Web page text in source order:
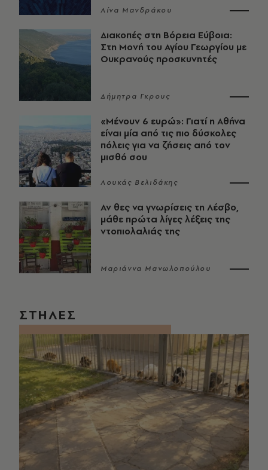
Λίνα Μανδράκου
Διακοπές στη Βόρεια Εύβοια:
Στη Μονή του Αγίου Γεωργίου με
Ουκρανούς προσκυνητές
Δήμητρα Γκρους
«Μένουν 6 ευρώ»: Γιατί η Αθήνα
είναι μία από τις πιο δύσκολες
πόλεις για να ζήσεις από τον
μισθό σου
Λουκάς Βελιδάκης
Αν θες να γνωρίσεις τη Λέσβο,
μάθε πρώτα λίγες λέξεις της
ντοπιολαλιάς της
Μαριάννα Μανωλοπούλου
ΣΤΗΛΕΣ